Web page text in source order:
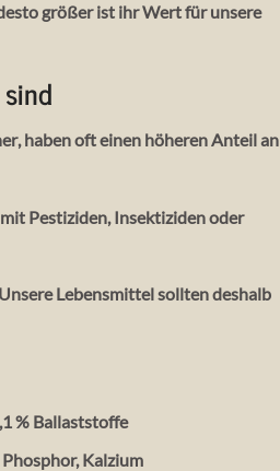
größer ist ihr Wert für unsere
, haben oft einen höheren Anteil an
Pestiziden, Insektiziden oder
Lebensmittel sollten deshalb
% Ballaststoffe
Kalzium